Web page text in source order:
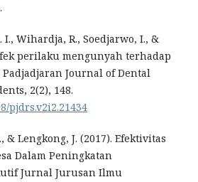
I., Wihardja, R., Soedjarwo, I., &
perilaku mengunyah terhadap
Journal of Dental
2(2), 148.
pjdrs.v2i2.21434
& Lengkong, J. (2017). Efektivitas
Dalam Peningkatan
Jurnal Jurusan Ilmu